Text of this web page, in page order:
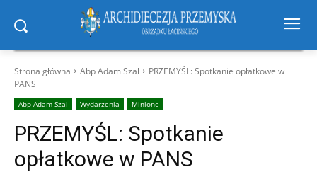
Strona główna Abp Adam Szal
PRZEMYŚL: Spotkanie opłatkowe w
PANS
Abp Adam Szal Wydarzenia Minione
PRZEMYŚL: Spotkanie
opłatkowe w PANS